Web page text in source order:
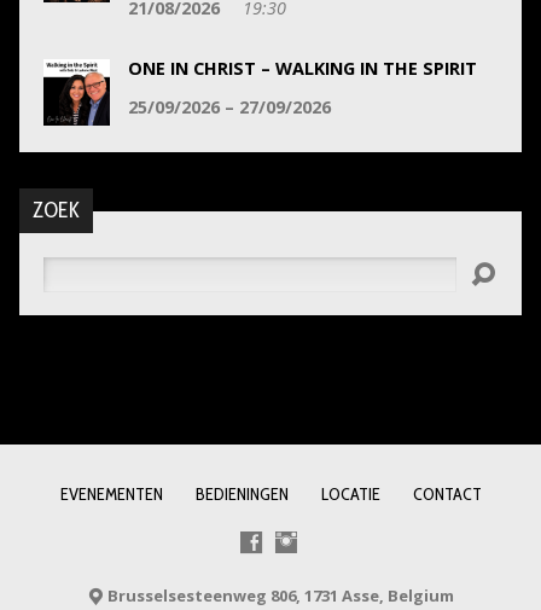
21/08/2026
19:30
ONE IN CHRIST – WALKING IN THE SPIRIT
25/09/2026 – 27/09/2026
ZOEK
EVENEMENTEN BEDIENINGEN LOCATIE CONTACT
Brusselsesteenweg 806, 1731 Asse, Belgium